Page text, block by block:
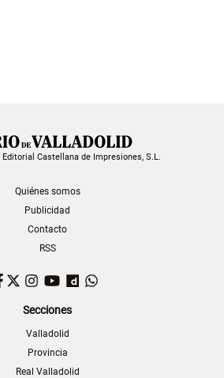
Castellana de Impresiones, S.L.
Quiénes somos
Publicidad
Contacto
RSS
Facebook
TwitterInstagram
YouTubeDailymotion
Secciones
Valladolid
Provincia
Real Valladolid